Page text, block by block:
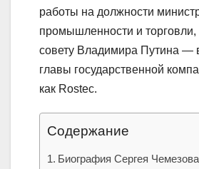
работы на должности
промышленности и
совету Владимира Путина —
главы государственной
как Rostec.
Содержание
Биография Сергея Чемезова